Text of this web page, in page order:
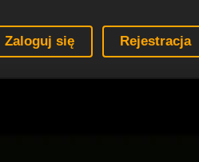
Zaloguj się Rejestracja